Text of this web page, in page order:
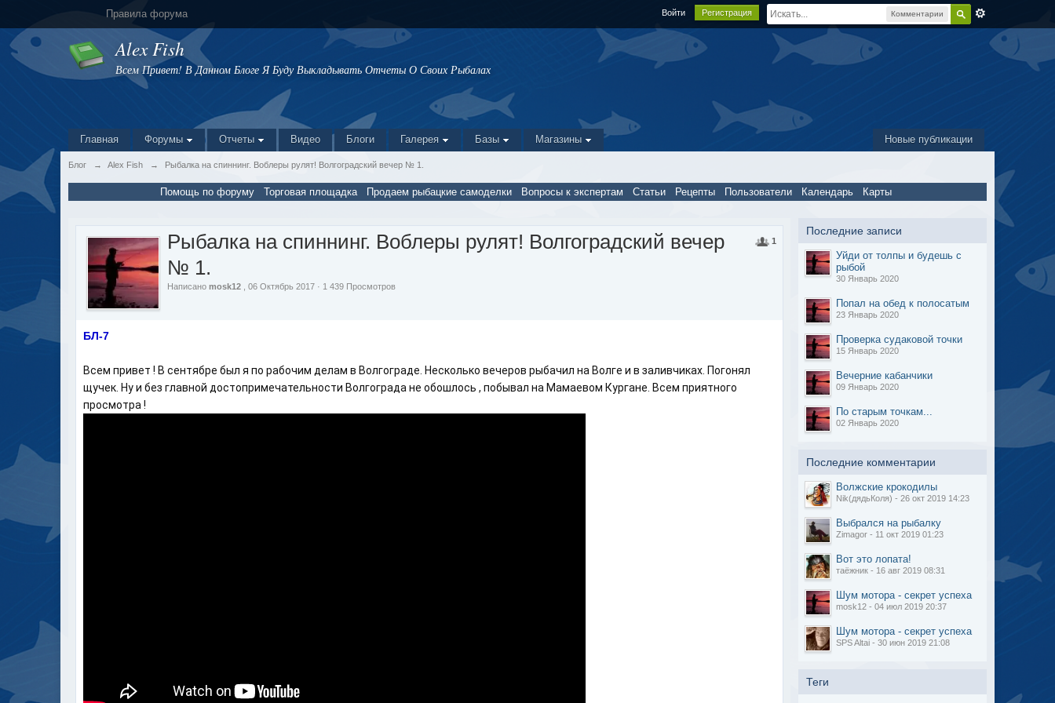
Комментарии
Правила форума Войти Регистрация
Alex Fish
Всем Привет! В Данном Блоге Я Буду Выкладывать Отчеты О Своих Рыбалах
Новые публикации
Главная Форумы Отчеты Видео Блоги Галерея Базы Магазины
Блог → Alex Fish → Рыбалка на спиннинг. Воблеры рулят! Волгоградский вечер № 1.
Помощь по форуму Торговая площадка Продаем рыбацкие самоделки Вопросы к экспертам Статьи Рецепты Пользователи Календарь Карты
1
Рыбалка на спиннинг. Воблеры рулят! Волгоградский вечер
№ 1.
Написаноmosk12 , 06 Октябрь 2017 · 1 439 Просмотров
БЛ-7
Всем привет ! В сентябре был я по рабочим делам в Волгограде. Несколько вечеров рыбачил на Волге и в заливчиках. Погонял
щучек. Ну и без главной достопримечательности Волгограда не обошлось , побывал на Мамаевом Кургане. Всем приятного
просмотра !
Последние записи
Уйди от толпы и будешь с
рыбой
30 Январь 2020
Попал на обед к полосатым
23 Январь 2020
Проверка судаковой точки
15 Январь 2020
Вечерние кабанчики
09 Январь 2020
По старым точкам...
02 Январь 2020
Последние комментарии
Волжские крокодилы
Nik(дядьКоля) - 26 окт 2019 14:23
Выбрался на рыбалку
Zimagor - 11 окт 2019 01:23
Вот это лопата!
таёжник - 16 авг 2019 08:31
Шум мотора - секрет успеха
mosk12 - 04 июл 2019 20:37
Шум мотора - секрет успеха
SPS Altai - 30 июн 2019 21:08
Теги